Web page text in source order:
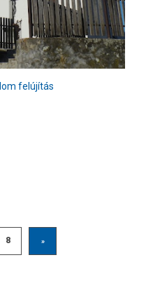
felújítás
8 »